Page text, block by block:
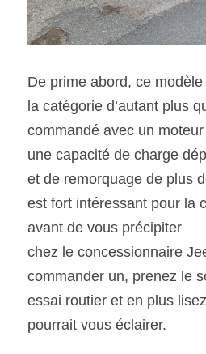
De prime abord, ce
la catégorie d’autant plus
commandé avec un
une capacité de charge
et de remorquage de plus
est fort intéressant pour la
avant de vous précipiter
chez le concessionnaire
commander un, prenez le
essai routier et en plus
pourrait vous éclairer.